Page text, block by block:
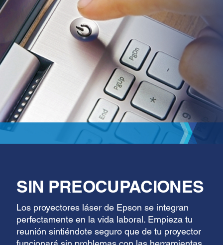
SIN PREOCUPACIONES
Los proyectores láser de Epson se integran
perfectamente en la vida laboral. Empieza tu
reunión sintiéndote seguro que de tu proyector